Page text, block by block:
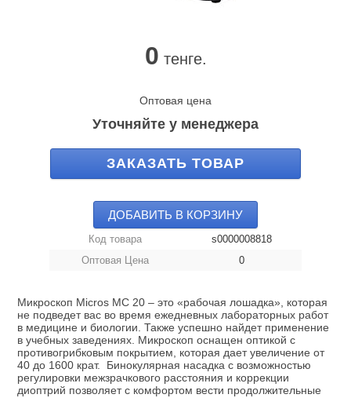
0 тенге.
Оптовая цена
Уточняйте у менеджера
ЗАКАЗАТЬ ТОВАР
ДОБАВИТЬ В КОРЗИНУ
Код товара
s0000008818
Оптовая Цена
0
Микроскоп Micros МС 20 – это «рабочая лошадка», которая
не подведет вас во время ежедневных лабораторных работ
в медицине и биологии. Также успешно найдет применение
в учебных заведениях. Микроскоп оснащен оптикой с
противогрибковым покрытием, которая дает увеличение от
40 до 1600 крат. Бинокулярная насадка с возможностью
регулировки межзрачкового расстояния и коррекции
диоптрий позволяет с комфортом вести продолжительные